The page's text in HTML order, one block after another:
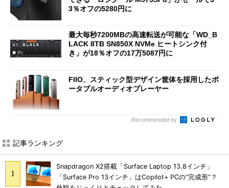
3％オフの5280円に
最大毎秒7200MBの高速転送が可能な「WD_B
LACK 8TB SN850X NVMe ヒートシンク付
き」が18％オフの17万5087円に
FIIO、スティック型デザイン筐体を採用したポ
ータブルオーディオプレーヤー
Recommended by
記事ランキング
Snapdragon X2搭載「Surface Laptop 13.8インチ」
「Surface Pro 13インチ」はCopilot+ PCの“完成形”？